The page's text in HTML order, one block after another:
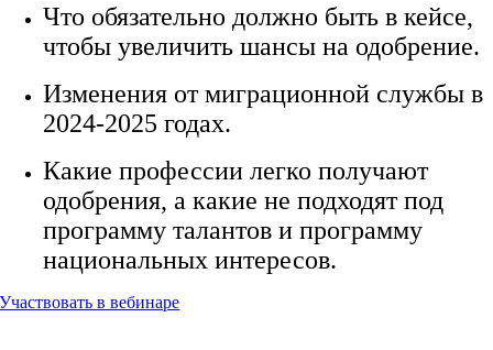
Что обязательно должно быть в кейсе,
чтобы увеличить шансы на одобрение.
Изменения от миграционной службы в
2024-2025 годах.
Какие профессии легко получают
одобрения, а какие не подходят под
программу талантов и программу
национальных интересов.
Участвовать в вебинаре